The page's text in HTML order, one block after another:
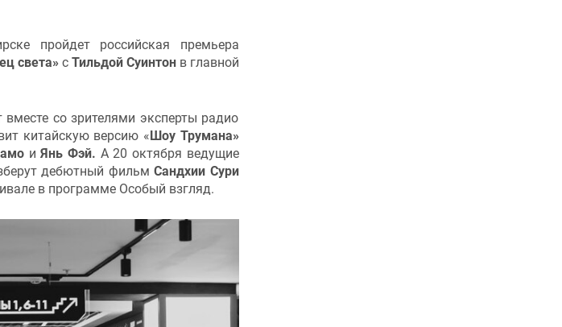
пройдет российская премьера
света» с Тильдой Суинтонв главной
со зрителями эксперты радио
китайскую версию « Шоу Трумана»
иЯнь Фэй. А 20 октября ведущие
дебютный фильмСандхии Сури
в программе Особый взгляд.